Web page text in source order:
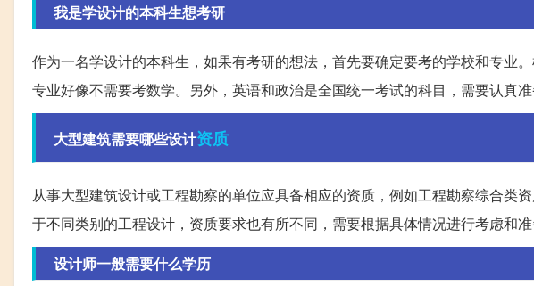
我是学设计的本科生想考研
作为一名学设计的本科生，如果有考研的想法，首先要确定要考的学校和专业
专业好像不需要考数学。另外，英语和政治是全国统一考试的科目，需要认真准
大型建筑需要哪些设计资质
从事大型建筑设计或工程勘察的单位应具备相应的资质，例如工程勘察综合类
于不同类别的工程设计，资质要求也有所不同，需要根据具体情况进行考虑和准
设计师一般需要什么学历